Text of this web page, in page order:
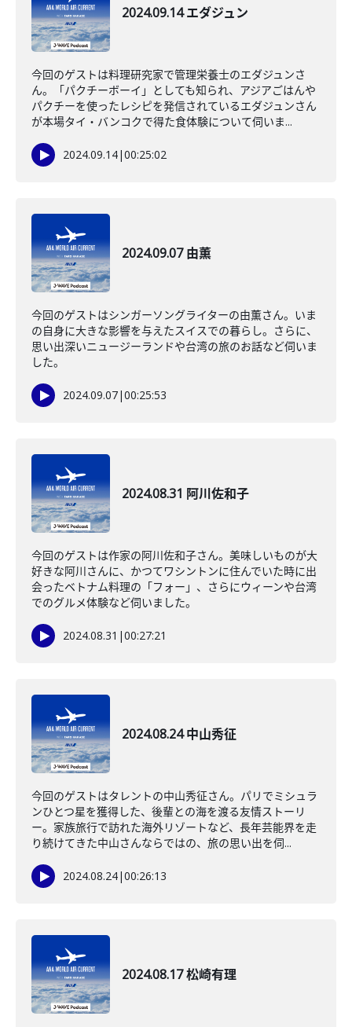
2024.09.14 エダジュン
今回のゲストは料理研究家で管理栄養士のエダジュンさ
ん。「パクチーボーイ」としても知られ、アジアごはんや
パクチーを使ったレシピを発信されているエダジュンさん
が本場タイ・バンコクで得た食体験について伺いま...
2024.09.14|00:25:02
2024.09.07 由薫
今回のゲストはシンガーソングライターの由薫さん。いま
の自身に大きな影響を与えたスイスでの暮らし。さらに、
思い出深いニュージーランドや台湾の旅のお話など伺いま
した。
2024.09.07|00:25:53
2024.08.31 阿川佐和子
今回のゲストは作家の阿川佐和子さん。美味しいものが大
好きな阿川さんに、かつてワシントンに住んでいた時に出
会ったベトナム料理の「フォー」、さらにウィーンや台湾
でのグルメ体験など伺いました。
2024.08.31 |00:27:21
2024.08.24 中山秀征
今回のゲストはタレントの中山秀征さん。パリでミシュラ
ンひとつ星を獲得した、後輩との海を渡る友情ストーリ
ー。家族旅行で訪れた海外リゾートなど、長年芸能界を走
り続けてきた中山さんならではの、旅の思い出を伺...
2024.08.24|00:26:13
2024.08.17 松崎有理